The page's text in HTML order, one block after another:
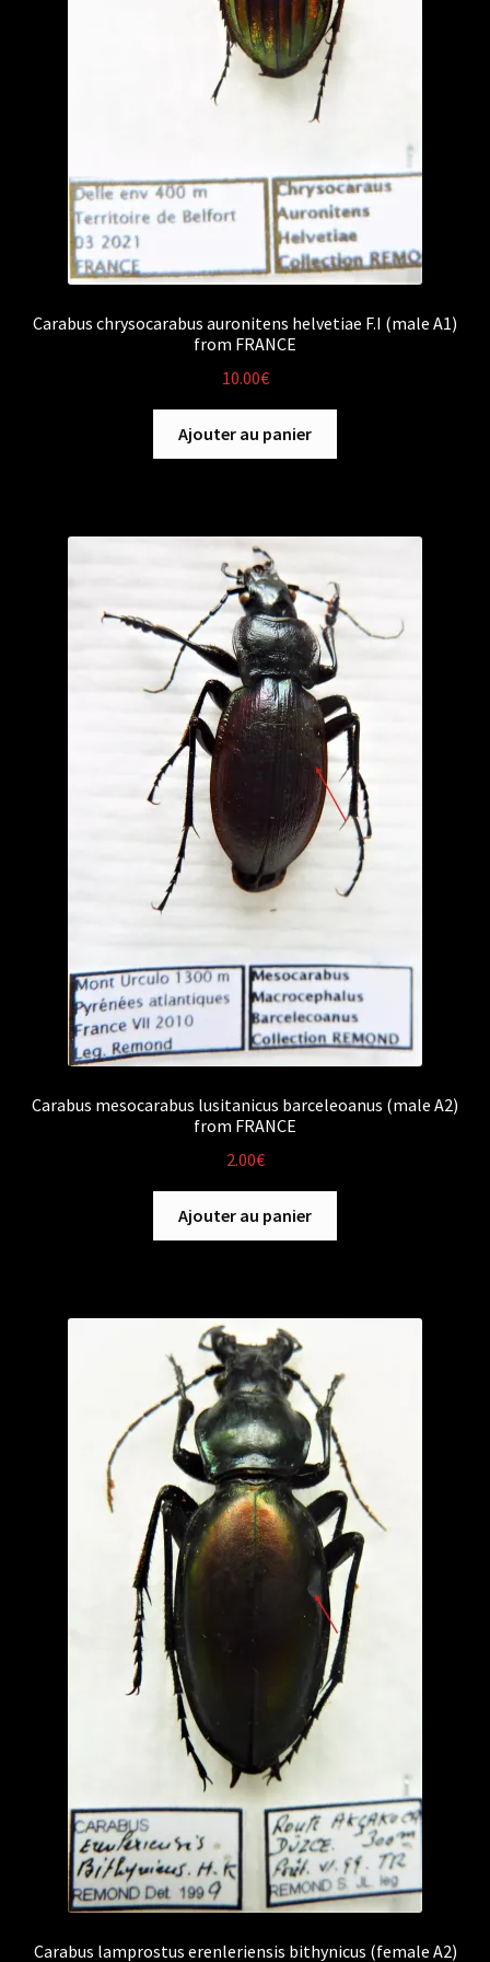
Carabus chrysocarabus auronitens helvetiae F.I (male A1)
from FRANCE
10.00€
Ajouter au panier
Carabus mesocarabus lusitanicus barceleoanus (male A2)
from FRANCE
2.00€
Ajouter au panier
Carabus lamprostus erenleriensis bithynicus (female A2)